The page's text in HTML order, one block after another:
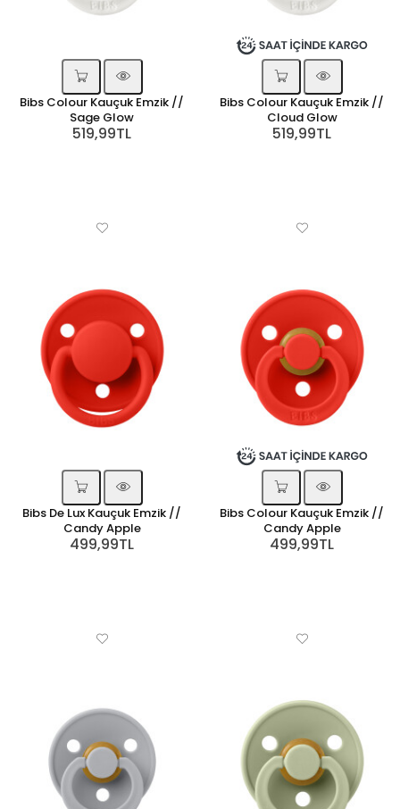
Bibs Colour Kauçuk Emzik //
Sage Glow
519,99TL
Bibs Colour Kauçuk Emzik //
Cloud Glow
519,99TL
Bibs De Lux Kauçuk Emzik //
Candy Apple
499,99TL
Bibs Colour Kauçuk Emzik //
Candy Apple
499,99TL